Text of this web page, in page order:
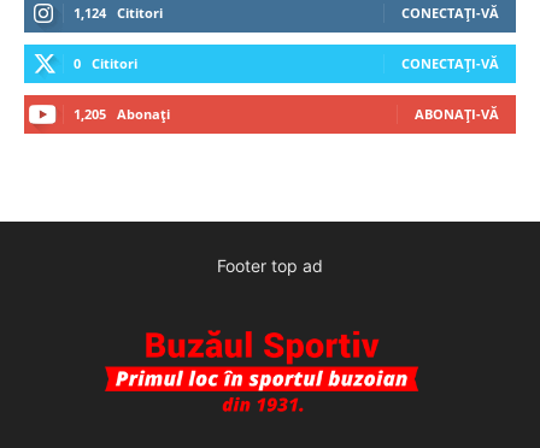
1,124 Cititori CONECTAȚI-VĂ
0 Cititori CONECTAȚI-VĂ
1,205 Abonați ABONAȚI-VĂ
Footer top ad